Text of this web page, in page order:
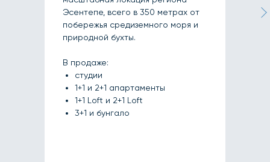
Эсентепе, всего в 350 метрах от
побережья средиземного моря и
природной бухты.
В продаже:
студии
1+1 и 2+1 апартаменты
1+1 Loft и 2+1 Loft
3+1 и бунгало